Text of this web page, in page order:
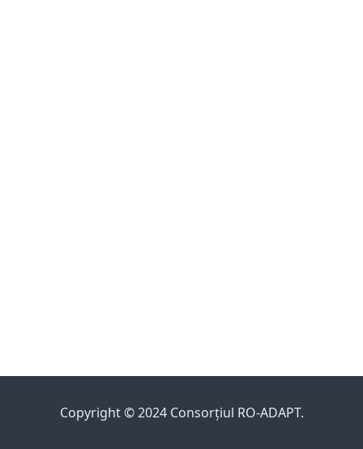
Copyright © 2024 Consorțiul RO-ADAPT.